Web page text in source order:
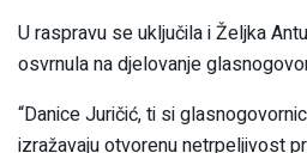
U raspravu se uključila i Željka
osvrnula na djelovanje
“Danice Juričić, ti si
izražavaju otvorenu netrpeljivost